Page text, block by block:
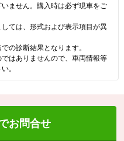
ません。購入時は必ず現車をご
ては、形式および表示項目が異
の診断結果となります。
はありませんので、車両情報等
。
お問合せ